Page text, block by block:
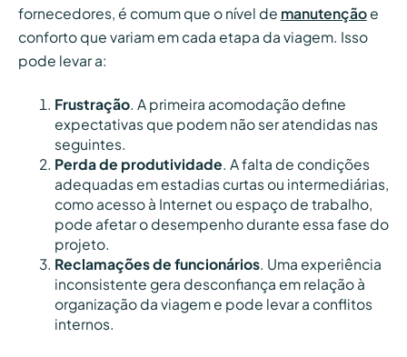
fornecedores, é comum que o nível de manutençãoe
conforto que variam em cada etapa da viagem. Isso
pode levar a:
Frustração. A primeira acomodação define
expectativas que podem não ser atendidas nas
seguintes.
Perda de produtividade. A falta de condições
adequadas em estadias curtas ou intermediárias,
como acesso à Internet ou espaço de trabalho,
pode afetar o desempenho durante essa fase do
projeto.
Reclamações de funcionários. Uma experiência
inconsistente gera desconfiança em relação à
organização da viagem e pode levar a conflitos
internos.